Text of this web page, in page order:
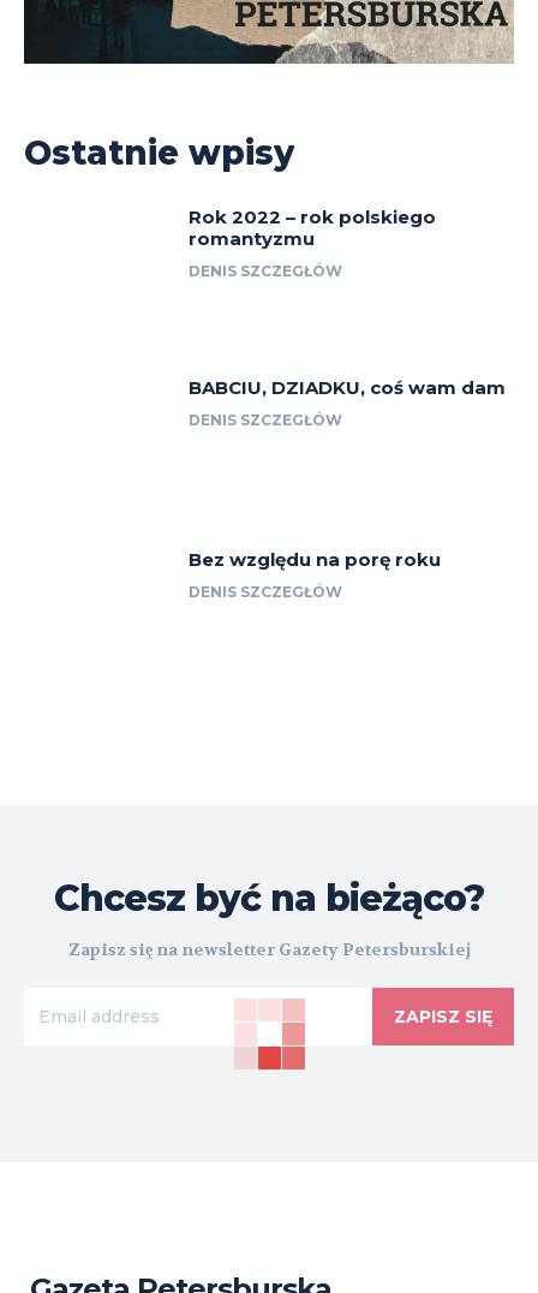
Ostatnie wpisy
Rok 2022 – rok polskiego
romantyzmu
DENIS SZCZEGŁÓW
BABCIU, DZIADKU, coś wam dam
DENIS SZCZEGŁÓW
Bez względu na porę roku
DENIS SZCZEGŁÓW
Chcesz być na bieżąco?
Zapisz się na newsletter Gazety Petersburskiej
ZAPISZ SIĘ